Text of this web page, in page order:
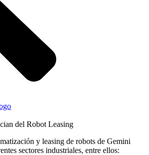
del Robot Leasing
y leasing de robots de Gemini
sectores industriales, entre ellos: